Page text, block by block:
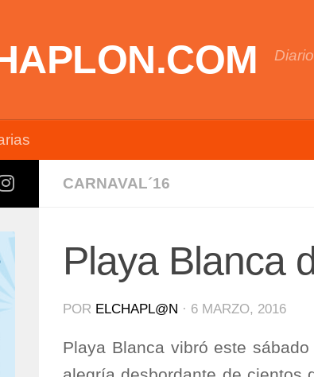
CARNAVAL´16
Playa Blanca
POR ELCHAPL@N · 6 MARZO, 2016
Playa Blanca vibró este